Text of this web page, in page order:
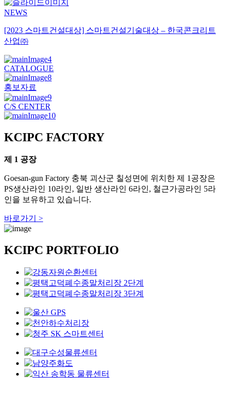
NEWS
[2023 스마트건설대상] 스마트건설기술대상 – 한국콘크리트
산업㈜
CATALOGUE
홍보자료
C/S CENTER
KCIPC FACTORY
제 1 공장
Goesan-gun Factory 충북 괴산군 칠성면에 위치한 제 1공장은
PS생산라인 10라인, 일반 생산라인 6라인, 철근가공라인 5라
인을 보유하고 있습니다.
바로가기 >
KCIPC PORTFOLIO